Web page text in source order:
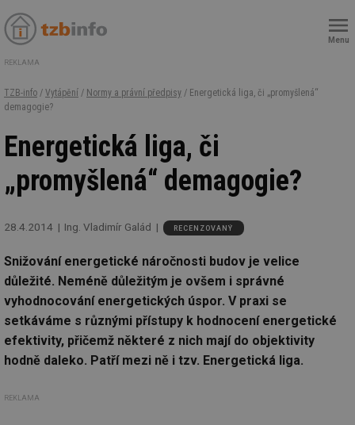
Menu
REKLAMA
TZB-info / Vytápění / Normy a právní předpisy / Energetická liga, či „promyšlená“
demagogie?
Energetická liga, či
„promyšlená“ demagogie?
28.4.2014 Ing. Vladimír Galád RECENZOVANÝ
Snižování energetické náročnosti budov je velice
důležité. Neméně důležitým je ovšem i správné
vyhodnocování energetických úspor. V praxi se
setkáváme s různými přístupy k hodnocení energetické
efektivity, přičemž některé z nich mají do objektivity
hodně daleko. Patří mezi ně i tzv. Energetická liga.
REKLAMA